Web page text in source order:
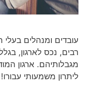
עובדים ומנהלים
רבים, נכס לארגון,
מגבלותיהם. ארגון
ליתרון משמעותי עבורו!